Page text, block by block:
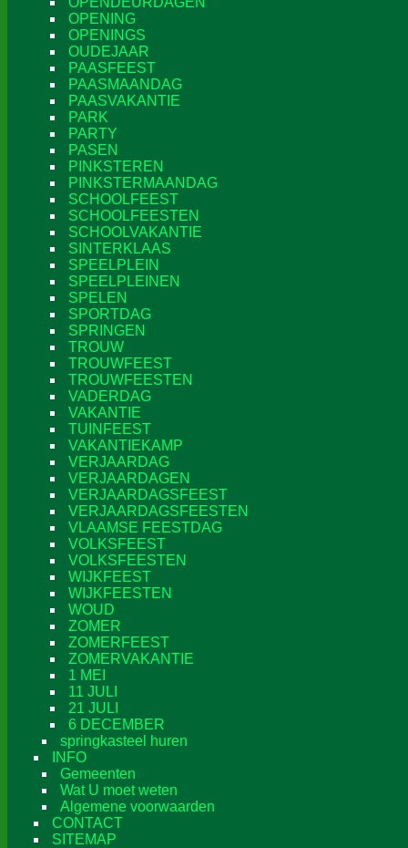
OPENING
OPENINGS
OUDEJAAR
PAASFEEST
PAASMAANDAG
PAASVAKANTIE
PARK
PARTY
PASEN
PINKSTEREN
PINKSTERMAANDAG
SCHOOLFEEST
SCHOOLFEESTEN
SCHOOLVAKANTIE
SINTERKLAAS
SPEELPLEIN
SPEELPLEINEN
SPELEN
SPORTDAG
SPRINGEN
TROUW
TROUWFEEST
TROUWFEESTEN
VADERDAG
VAKANTIE
TUINFEEST
VAKANTIEKAMP
VERJAARDAG
VERJAARDAGEN
VERJAARDAGSFEEST
VERJAARDAGSFEESTEN
VLAAMSE FEESTDAG
VOLKSFEEST
VOLKSFEESTEN
WIJKFEEST
WIJKFEESTEN
WOUD
ZOMER
ZOMERFEEST
ZOMERVAKANTIE
1 MEI
11 JULI
21 JULI
6 DECEMBER
springkasteel huren
INFO
Gemeenten
Wat U moet weten
Algemene voorwaarden
CONTACT
SITEMAP